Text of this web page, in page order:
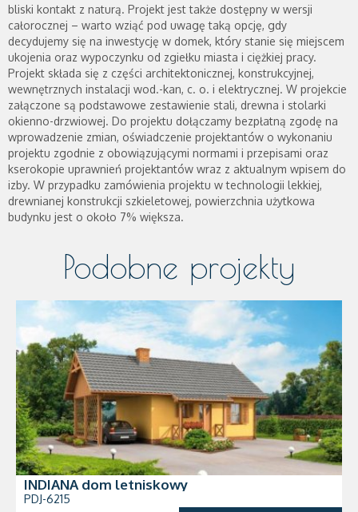
bliski kontakt z naturą. Projekt jest także dostępny w wersji
całorocznej – warto wziąć pod uwagę taką opcję, gdy
decydujemy się na inwestycję w domek, który stanie się miejscem
ukojenia oraz wypoczynku od zgiełku miasta i ciężkiej pracy.
Projekt składa się z części architektonicznej, konstrukcyjnej,
wewnętrznych instalacji wod.-kan, c. o. i elektrycznej. W projekcie
załączone są podstawowe zestawienie stali, drewna i stolarki
okienno-drzwiowej. Do projektu dołączamy bezpłatną zgodę na
wprowadzenie zmian, oświadczenie projektantów o wykonaniu
projektu zgodnie z obowiązującymi normami i przepisami oraz
kserokopie uprawnień projektantów wraz z aktualnym wpisem do
izby. W przypadku zamówienia projektu w technologii lekkiej,
drewnianej konstrukcji szkieletowej, powierzchnia użytkowa
budynku jest o około 7% większa.
Podobne projekty
INDIANA dom letniskowy
PDJ-6215